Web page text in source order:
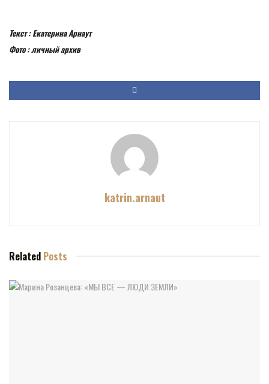
Текст : Екатерина Арнаут
Фото : личный архив
katrin.arnaut
Related Posts